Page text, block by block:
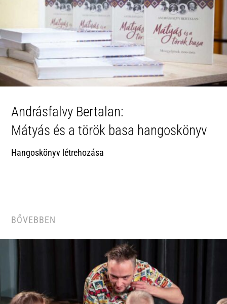
Andrásfalvy Bertalan:
Mátyás és a török basa hangoskönyv
Hangoskönyv létrehozása
BŐVEBBEN